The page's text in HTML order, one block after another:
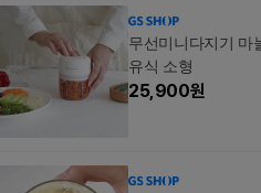
무선미니다지기 마
유식 소형
25,900원